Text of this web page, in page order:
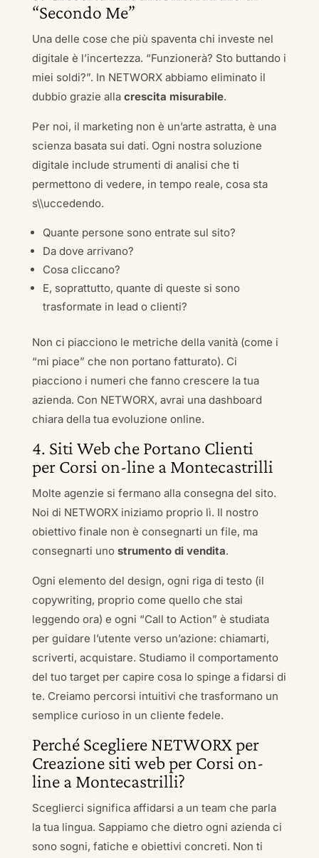
“Secondo Me”
Una delle cose che più spaventa chi investe nel
digitale è l’incertezza. “Funzionerà? Sto buttando i
miei soldi?”. In NETWORX abbiamo eliminato il
dubbio grazie alla crescita misurabile.
Per noi, il marketing non è un’arte astratta, è una
scienza basata sui dati. Ogni nostra soluzione
digitale include strumenti di analisi che ti
permettono di vedere, in tempo reale, cosa sta
s\\uccedendo.
Quante persone sono entrate sul sito?
Da dove arrivano?
Cosa cliccano?
E, soprattutto, quante di queste si sono
trasformate in lead o clienti?
Non ci piacciono le metriche della vanità (come i
“mi piace” che non portano fatturato). Ci
piacciono i numeri che fanno crescere la tua
azienda. Con NETWORX, avrai una dashboard
chiara della tua evoluzione online.
4. Siti Web che Portano Clienti
per Corsi on-line a Montecastrilli
Molte agenzie si fermano alla consegna del sito.
Noi di NETWORX iniziamo proprio lì. Il nostro
obiettivo finale non è consegnarti un file, ma
consegnarti uno strumento di vendita.
Ogni elemento del design, ogni riga di testo (il
copywriting, proprio come quello che stai
leggendo ora) e ogni “Call to Action” è studiata
per guidare l’utente verso un’azione: chiamarti,
scriverti, acquistare. Studiamo il comportamento
del tuo target per capire cosa lo spinge a fidarsi di
te. Creiamo percorsi intuitivi che trasformano un
semplice curioso in un cliente fedele.
Perché Scegliere NETWORX per
Creazione siti web per Corsi on-
line a Montecastrilli?
Sceglierci significa affidarsi a un team che parla
la tua lingua. Sappiamo che dietro ogni azienda ci
sono sogni, fatiche e obiettivi concreti. Non ti